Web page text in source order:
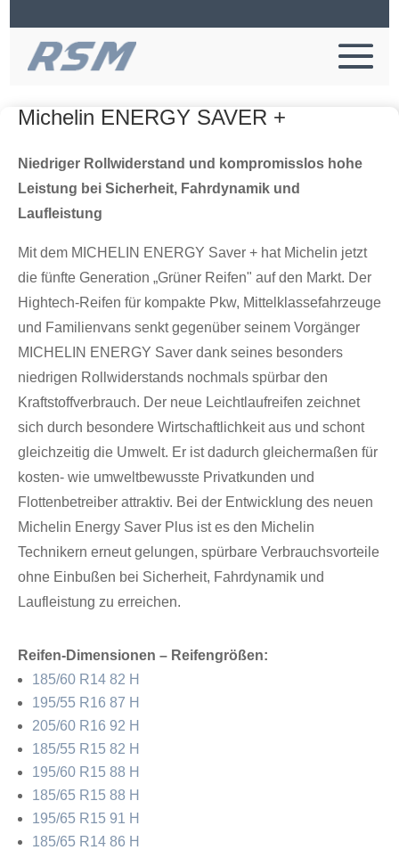
Michelin ENERGY SAVER +
Niedriger Rollwiderstand und kompromisslos hohe
Leistung bei Sicherheit, Fahrdynamik und
Laufleistung
Mit dem MICHELIN ENERGY Saver + hat Michelin jetzt
die fünfte Generation „Grüner Reifen" auf den Markt. Der
Hightech-Reifen für kompakte Pkw, Mittelklassefahrzeuge
und Familienvans senkt gegenüber seinem Vorgänger
MICHELIN ENERGY Saver dank seines besonders
niedrigen Rollwiderstands nochmals spürbar den
Kraftstoffverbrauch. Der neue Leichtlaufreifen zeichnet
sich durch besondere Wirtschaftlichkeit aus und schont
gleichzeitig die Umwelt. Er ist dadurch gleichermaßen für
kosten- wie umweltbewusste Privatkunden und
Flottenbetreiber attraktiv. Bei der Entwicklung des neuen
Michelin Energy Saver Plus ist es den Michelin
Technikern erneut gelungen, spürbare Verbrauchsvorteile
ohne Einbußen bei Sicherheit, Fahrdynamik und
Laufleistung zu erreichen.
Reifen-Dimensionen – Reifengrößen:
185/60 R14 82 H
195/55 R16 87 H
205/60 R16 92 H
185/55 R15 82 H
195/60 R15 88 H
185/65 R15 88 H
195/65 R15 91 H
185/65 R14 86 H